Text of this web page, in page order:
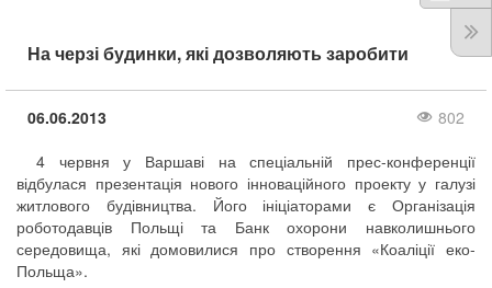
На черзі будинки, які дозволяють заробити
06.06.2013
802
4 червня у Варшаві на спеціальній прес-конференції
відбулася презентація нового інноваційного проекту у галузі
житлового будівництва. Його ініціаторами є Організація
роботодавців Польщі та Банк охорони навколишнього
середовища, які домовилися про створення «Коаліції еко-
Польща».